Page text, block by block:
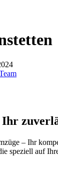
– Ihr
speziell auf